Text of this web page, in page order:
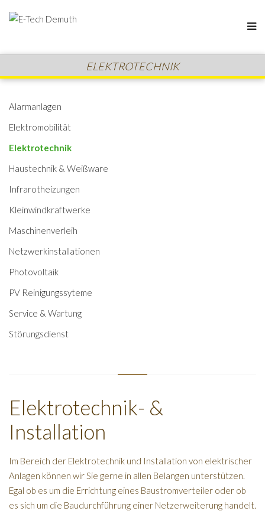
ELEKTROTECHNIK
Alarmanlagen
Elektromobilität
Elektrotechnik
Haustechnik & Weißware
Infrarotheizungen
Kleinwindkraftwerke
Maschinenverleih
Netzwerkinstallationen
Photovoltaik
PV Reinigungssyteme
Service & Wartung
Störungsdienst
Elektrotechnik- &
Installation
Im Bereich der Elektrotechnik und Installation von elektrischer
Anlagen können wir Sie gerne in allen Belangen unterstützen.
Egal ob es um die Errichtung eines Baustromverteiler oder ob
es sich um die Baudurchführung einer Netzerweiterung handelt.